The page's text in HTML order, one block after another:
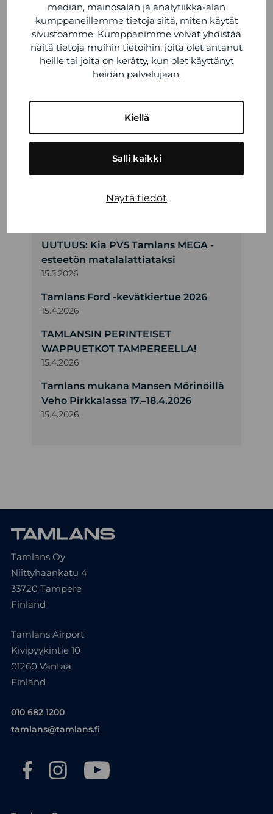
median, mainosalan ja analytiikka-alan
kumppaneillemme tietoja siitä, miten käytät
sivustoamme. Kumppanimme voivat yhdistää
näitä tietoja muihin tietoihin, joita olet antanut
heille tai joita on kerätty, kun olet käyttänyt
heidän palvelujaan.
Kiellä
Salli kaikki
Näytä tiedot
VIIMEISIMMÄT ARTIKKELIT
UUTUUS: Kia PV5 Tamlans MEGA -
esteetön matalalattiataksi
15.5.2026
Tamlans Ford -kevätkiertue 2026
15.4.2026
TAMLANSIN PERINTEISET
WAPPUETKOT TAMPEREELLA!
15.4.2026
Tamlans mukana Mansen Mörinöillä
Veho Pirkkalassa 17.–18.4.2026
15.4.2026
Tamlans Oy
Niittyhaankatu 4
33720 Tampere
Finland
Tamlans Airport
Kivipyykintie 10
01260 Vantaa
Finland
010 682 1200
tamlans@tamlans.fi